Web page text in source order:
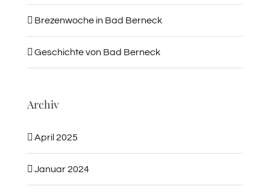
Brezenwoche in Bad Berneck
Geschichte von Bad Berneck
Archiv
April 2025
Januar 2024